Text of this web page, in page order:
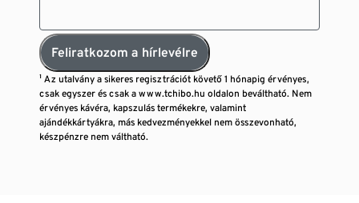
Feliratkozom a hírlevélre
¹ Az utalvány a sikeres regisztrációt követő 1 hónapig érvényes,
csak egyszer és csak a www.tchibo.hu oldalon beváltható. Nem
érvényes kávéra, kapszulás termékekre, valamint
ajándékkártyákra, más kedvezményekkel nem összevonható,
készpénzre nem váltható.